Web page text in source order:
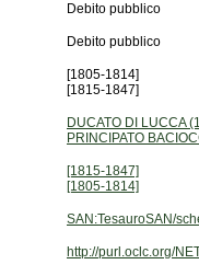
Debito pubblico
Debito pubblico
[1805-1814]
[1815-1847]
DUCATO DI LUCCA
PRINCIPATO
[1815-1847]
[1805-1814]
SAN:TesauroSAN/
http://purl.oclc.org/